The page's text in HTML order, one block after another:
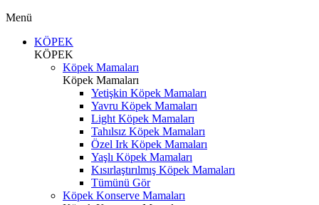
Menü
KÖPEK
KÖPEK
Köpek Mamaları
Köpek Mamaları
Yetişkin Köpek Mamaları
Yavru Köpek Mamaları
Light Köpek Mamaları
Tahılsız Köpek Mamaları
Özel Irk Köpek Mamaları
Yaşlı Köpek Mamaları
Kısırlaştırılmış Köpek Mamaları
Tümünü Gör
Köpek Konserve Mamaları